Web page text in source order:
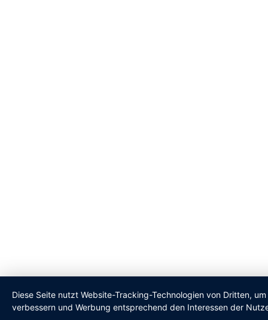
Diese Seite nutzt Website-Tracking-Technologien von Dritten,
verbessern und Werbung entsprechend den Interessen der